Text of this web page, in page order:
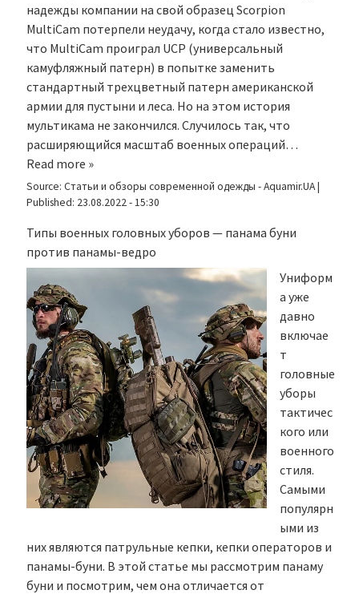
надежды компании на свой образец Scorpion
MultiCam потерпели неудачу, когда стало известно,
что MultiCam проиграл UCP (универсальный
камуфляжный патерн) в попытке заменить
стандартный трехцветный патерн американской
армии для пустыни и леса. Но на этом история
мультикама не закончился. Случилось так, что
расширяющийся масштаб военных операций…
Read more »
Source: Статьи и обзоры современной одежды - Aquamir.UA|
Published: 23.08.2022 - 15:30
Типы военных головных уборов — панама буни
против панамы-ведро
Униформ
а уже
давно
включае
т
головные
уборы
тактичес
кого или
военного
стиля.
Самыми
популярн
ыми из
них являются патрульные кепки, кепки операторов и
панамы-буни. В этой статье мы рассмотрим панаму
буни и посмотрим, чем она отличается от